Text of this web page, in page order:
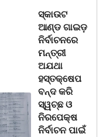
ସ୍କାଉଟ
ଆଣ୍ଡ ଗାଇଡ଼
ନିର୍ବାଚନରେ
ମନ୍ତ୍ରୀ
ଅଯଥା
ହସ୍ତକ୍ଷେପ
ବନ୍ଦ କରି
ସ୍ୱଚ୍ଛ ଓ
ନିରପେକ୍ଷ
ନିର୍ବାଚନ ପାଇଁ